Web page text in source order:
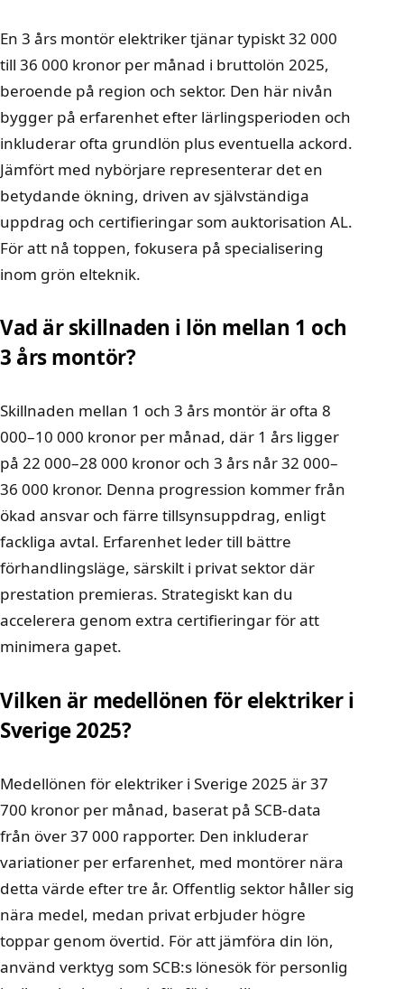
En 3 års montör elektriker tjänar typiskt 32 000
till 36 000 kronor per månad i bruttolön 2025,
beroende på region och sektor. Den här nivån
bygger på erfarenhet efter lärlingsperioden och
inkluderar ofta grundlön plus eventuella ackord.
Jämfört med nybörjare representerar det en
betydande ökning, driven av självständiga
uppdrag och certifieringar som auktorisation AL.
För att nå toppen, fokusera på specialisering
inom grön elteknik.
Vad är skillnaden i lön mellan 1 och
3 års montör?
Skillnaden mellan 1 och 3 års montör är ofta 8
000–10 000 kronor per månad, där 1 års ligger
på 22 000–28 000 kronor och 3 års når 32 000–
36 000 kronor. Denna progression kommer från
ökad ansvar och färre tillsynsuppdrag, enligt
fackliga avtal. Erfarenhet leder till bättre
förhandlingsläge, särskilt i privat sektor där
prestation premieras. Strategiskt kan du
accelerera genom extra certifieringar för att
minimera gapet.
Vilken är medellönen för elektriker i
Sverige 2025?
Medellönen för elektriker i Sverige 2025 är 37
700 kronor per månad, baserat på SCB-data
från över 37 000 rapporter. Den inkluderar
variationer per erfarenhet, med montörer nära
detta värde efter tre år. Offentlig sektor håller sig
nära medel, medan privat erbjuder högre
toppar genom övertid. För att jämföra din lön,
använd verktyg som SCB:s lönesök för personlig